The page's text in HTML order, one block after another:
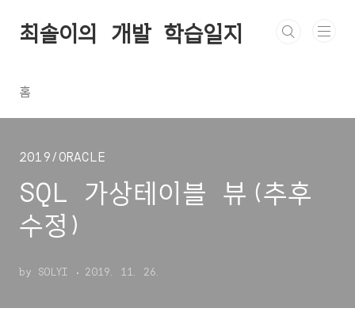
최솔이의 개발 학습일지
홈
2019/ORACLE
SQL 가상테이블 뷰(추후
수정)
by SOLYI 2019. 11. 26.